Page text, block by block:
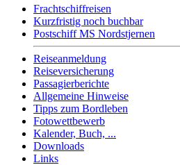
Frachtschiffreisen
Kurzfristig noch buchbar
Postschiff MS Nordstjernen
Reiseanmeldung
Reiseversicherung
Passagierberichte
Allgemeine Hinweise
Tipps zum Bordleben
Fotowettbewerb
Kalender, Buch, ...
Downloads
Links